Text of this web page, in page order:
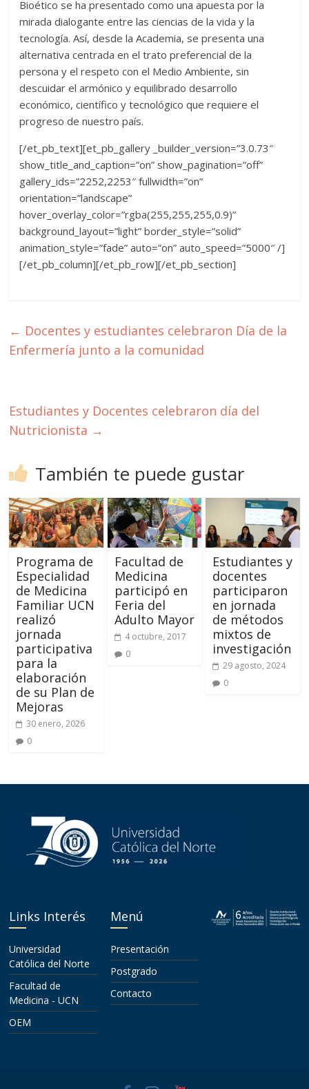
Bioético se ha presentado como una apuesta por la
mirada dialogante entre las ciencias de la vida y la
tecnología. Así, desde la Academia, se presenta una
alternativa centrada en el trato preferencial de la
persona y el respeto con el Medio Ambiente, sin
descuidar el armónico y equilibrado desarrollo
económico, científico y tecnológico que requiere el
progreso de nuestro país.
[/et_pb_text][et_pb_gallery _builder_version=”3.0.73″
show_title_and_caption=”on” show_pagination=”off”
gallery_ids=”2252,2253″ fullwidth=”on”
orientation=”landscape”
hover_overlay_color=”rgba(255,255,255,0.9)”
background_layout=”light” border_style=”solid”
animation_style=”fade” auto=”on” auto_speed=”5000″ /]
[/et_pb_column][/et_pb_row][/et_pb_section]
← Docentes y estudiantes celebraron Día de la
Enfermería junto a la comunidad
Estudiantes y Docentes celebraron día del
Nutricionista →
También te puede gustar
Programa de
Especialidad
de Medicina
Familiar UCN
realizó
jornada
participativa
para la
elaboración
de su Plan de
Mejoras
30 enero, 2026
0
Facultad de
Medicina
participó en
Feria del
Adulto Mayor
4 octubre, 2017
0
Estudiantes y
docentes
participaron
en jornada
de métodos
mixtos de
investigación
29 agosto, 2024
0
Links Interés
Universidad
Católica del Norte
Facultad de
Medicina - UCN
OEM
Menú
Presentación
Postgrado
Contacto